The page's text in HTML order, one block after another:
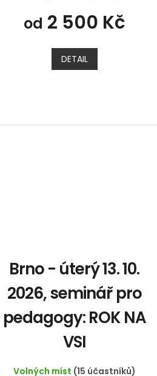
od 2 500 Kč
DETAIL
Brno - úterý 13. 10.
2026, seminář pro
pedagogy: ROK NA
VSI
Volných míst (15 účastníků)